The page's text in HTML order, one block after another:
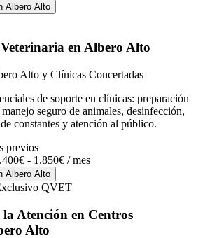
Albero Alto
en Albero Alto
Alto y Clínicas Concertadas
de soporte en clínicas: preparación
seguro de animales, desinfección,
constantes y atención al público.
previos
- 1.850€ / mes
Albero Alto
QVET
Atención en Centros
Alto